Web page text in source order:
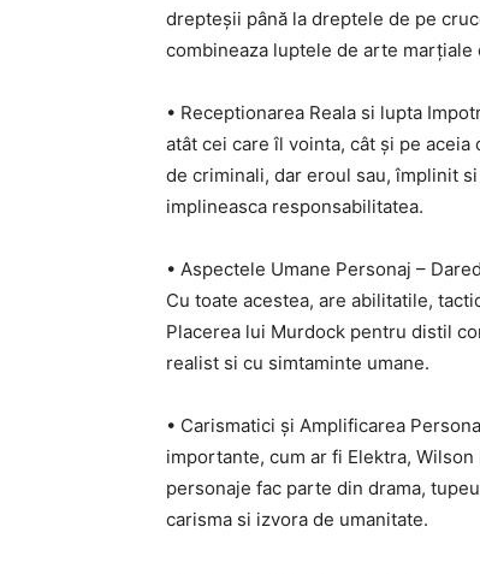
drepteșii până la dreptele de pe
combineaza luptele de arte
• Receptionarea Reala si lupta
atât cei care îl vointa, cât și pe
de criminali, dar eroul sau, împlinit
implineasca responsabilitatea.
• Aspectele Umane Personaj –
Cu toate acestea, are abilitatile,
Placerea lui Murdock pentru distil
realist si cu simtaminte umane.
• Carismatici și Amplificarea
importante, cum ar fi Elektra,
personaje fac parte din drama,
carisma si izvora de umanitate.